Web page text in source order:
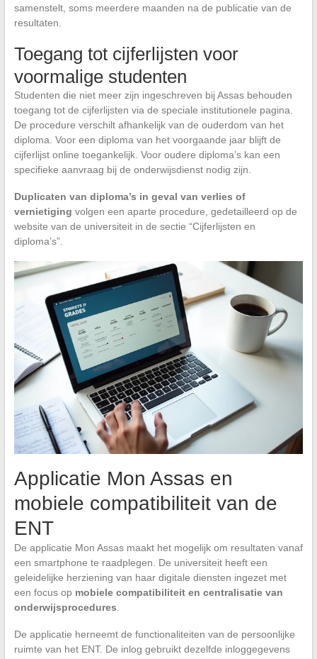
samenstelt, soms meerdere maanden na de publicatie van de
resultaten.
Toegang tot cijferlijsten voor
voormalige studenten
Studenten die niet meer zijn ingeschreven bij Assas behouden
toegang tot de cijferlijsten via de speciale institutionele pagina.
De procedure verschilt afhankelijk van de ouderdom van het
diploma. Voor een diploma van het voorgaande jaar blijft de
cijferlijst online toegankelijk. Voor oudere diploma’s kan een
specifieke aanvraag bij de onderwijsdienst nodig zijn.
Duplicaten van diploma’s in geval van verlies of
vernietiging volgen een aparte procedure, gedetailleerd op de
website van de universiteit in de sectie “Cijferlijsten en
diploma’s”.
Applicatie Mon Assas en
mobiele compatibiliteit van de
ENT
De applicatie Mon Assas maakt het mogelijk om resultaten vanaf
een smartphone te raadplegen. De universiteit heeft een
geleidelijke herziening van haar digitale diensten ingezet met
een focus op mobiele compatibiliteit en centralisatie van
onderwijsprocedures.
De applicatie herneemt de functionaliteiten van de persoonlijke
ruimte van het ENT. De inlog gebruikt dezelfde inloggegevens